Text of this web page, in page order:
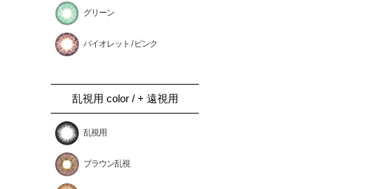
グリーン
バイオレット / ピンク
乱視用 color / + 遠視用
乱視用
ブラウン乱視